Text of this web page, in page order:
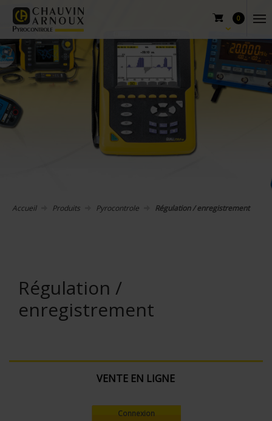
0
Accueil Produits Pyrocontrole Régulation / enregistrement
Régulation /
enregistrement
VENTE EN LIGNE
Connexion